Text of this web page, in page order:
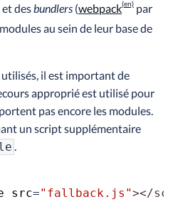
desbundlers (webpack
par
au sein de leur base de
il est important de
approprié est utilisé pour
pas encore les modules.
un script supplémentaire
.
src="fallback.js"></